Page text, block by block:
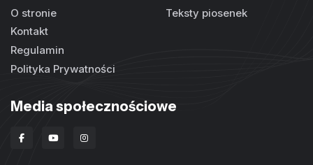
O stronie
Kontakt
Regulamin
Polityka Prywatności
Teksty piosenek
Media społecznościowe